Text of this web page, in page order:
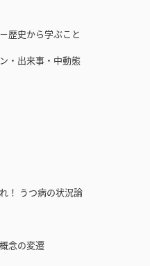
歴史から学ぶこと
・出来事・中動態
！ うつ病の状況論
念の変遷